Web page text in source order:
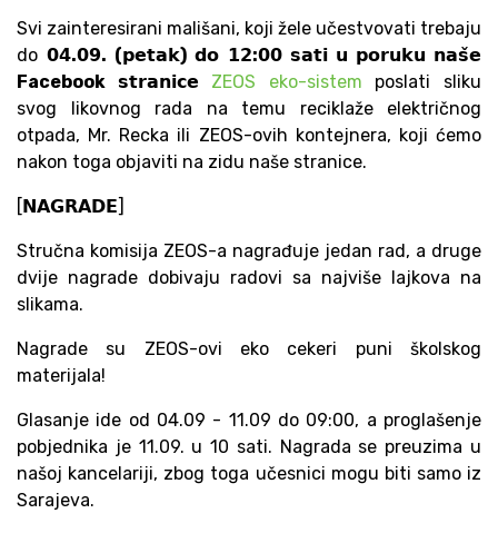
Svi zainteresirani mališani, koji žele učestvovati trebaju
do𝟬𝟰.𝟬𝟵. (𝗽𝗲𝘁𝗮𝗸)𝗱𝗼 𝟭𝟮:𝟬𝟬 𝘀𝗮𝘁𝗶 𝘂 𝗽𝗼𝗿𝘂𝗸𝘂 𝗻𝗮𝘀̌𝗲
Facebook 𝘀𝘁𝗿𝗮𝗻𝗶𝗰𝗲
ZEOS eko-sistem poslati sliku
svog likovnog rada na temu reciklaže električnog
otpada, Mr. Recka ili ZEOS-ovih kontejnera, koji ćemo
nakon toga objaviti na zidu naše stranice.
[𝗡𝗔𝗚𝗥𝗔𝗗𝗘]
Stručna komisija ZEOS-a nagrađuje jedan rad, a druge
dvije nagrade dobivaju radovi sa najviše lajkova na
slikama.
Nagrade su ZEOS-ovi eko cekeri puni školskog
materijala!
Glasanje ide od 04.09 - 11.09 do 09:00, a proglašenje
pobjednika je 11.09. u 10 sati. Nagrada se preuzima u
našoj kancelariji, zbog toga učesnici mogu biti samo iz
Sarajeva.